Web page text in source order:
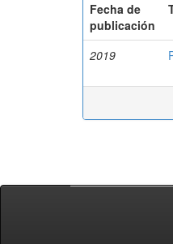
Fecha de
publicación
2019